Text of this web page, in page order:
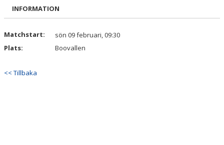
DOKUMENT
INFORMATION
Matchstart:
sön 09 februari, 09:30
Plats:
Boovallen
<< Tillbaka